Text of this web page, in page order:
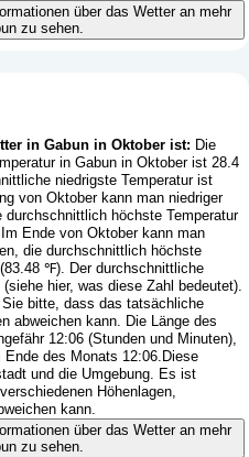
über das Wetter an mehr
zu sehen.
in Gabun in Oktober ist: Die
in Gabun in Oktober ist 28.4
niedrigste Temperatur ist
von Oktober kann man niedriger
durchschnittlich höchste Temperatur
Ende von Oktober kann man
die durchschnittlich höchste
℉). Der durchschnittliche
(siehe hier, was diese Zahl bedeutet).
bitte, dass das tatsächliche
abweichen kann. Die Länge des
12:06 (Stunden und Minuten),
des Monats 12:06.Diese
und die Umgebung. Es ist
Höhenlagen,
kann.
über das Wetter an mehr
zu sehen.